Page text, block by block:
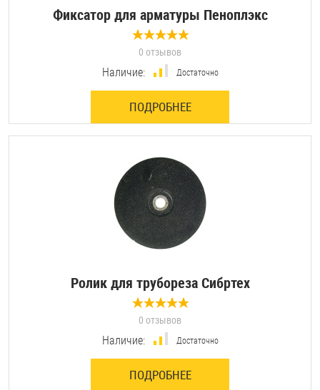
Фиксатор для арматуры Пеноплэкс
0 отзывов
Наличие: Достаточно
ПОДРОБНЕЕ
Ролик для трубореза Сибртех
0 отзывов
Наличие: Достаточно
ПОДРОБНЕЕ